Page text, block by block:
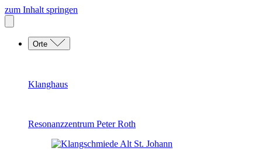
zum Inhalt springen
Orte
Klanghaus
Resonanzzentrum Peter Roth